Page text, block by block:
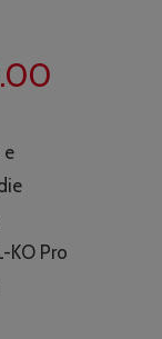
e
KO Pro